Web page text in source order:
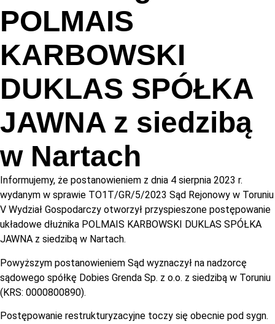
POLMAIS
KARBOWSKI
DUKLAS SPÓŁKA
JAWNA z siedzibą
w Nartach
Informujemy, że postanowieniem z dnia 4 sierpnia 2023 r.
wydanym w sprawie TO1T/GR/5/2023 Sąd Rejonowy w Toruniu
V Wydział Gospodarczy otworzył przyspieszone postępowanie
układowe dłużnika POLMAIS KARBOWSKI DUKLAS SPÓŁKA
JAWNA z siedzibą w Nartach.
Powyższym postanowieniem Sąd wyznaczył na nadzorcę
sądowego spółkę Dobies Grenda Sp. z o.o. z siedzibą w Toruniu
(KRS: 0000800890).
Postępowanie restrukturyzacyjne toczy się obecnie pod sygn.